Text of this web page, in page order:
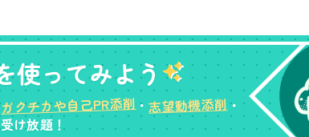
使ってみよう
ガクチカや自己PR添削・志望動機添削・
け放題！